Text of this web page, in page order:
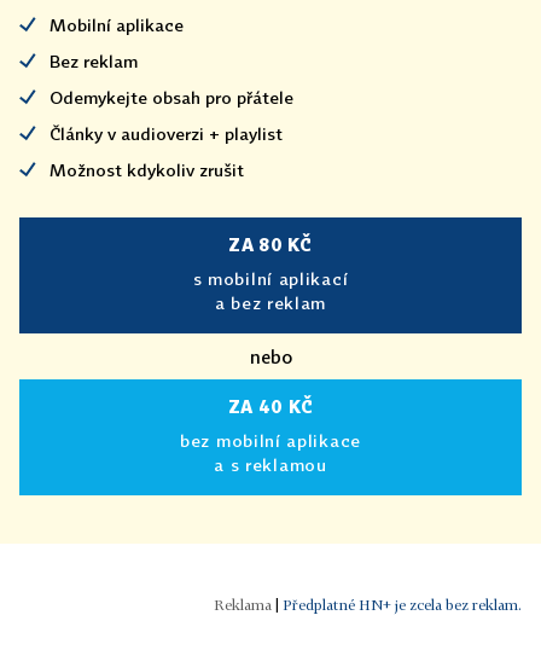
Mobilní aplikace
Bez reklam
Odemykejte obsah pro přátele
Články v audioverzi + playlist
Možnost kdykoliv zrušit
ZA 80 KČ
s mobilní aplikací
a bez reklam
nebo
ZA 40 KČ
bez mobilní aplikace
a s reklamou
| Předplatné HN+ je zcela bez reklam.